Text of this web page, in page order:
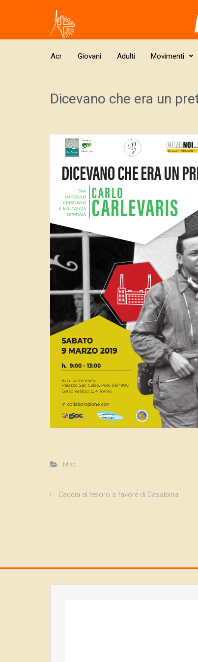
Skip to main content
Acr Giovani Adulti Movimenti
Dicevano che era un
Mlac
Caccia al tesoro a favore di Casalpina